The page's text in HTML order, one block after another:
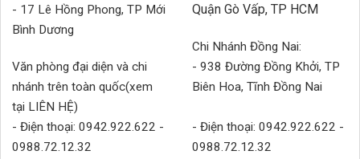
- 17 Lê Hồng Phong, TP Mới
Bình Dương
Văn phòng đại diện và chi
nhánh trên toàn quốc(xem
tại LIÊN HỆ)
- Điện thoại: 0942.922.622 -
0988.72.12.32
Quận Gò Vấp, TP HCM
Chi Nhánh Đồng Nai:
- 938 Đường Đồng Khởi, TP
Biên Hoa, Tĩnh Đồng Nai
- Điện thoại: 0942.922.622 -
0988.72.12.32